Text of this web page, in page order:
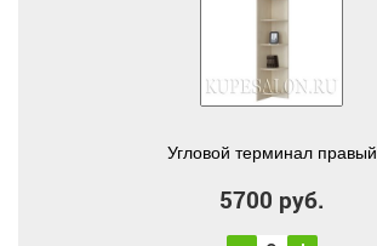
Угловой терминал правый
5700 руб.